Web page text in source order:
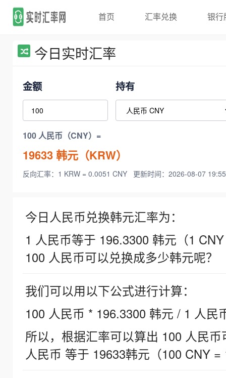
首页 汇率兑换 银行
今日实时汇率
金额 持有
100 人民币（CNY）=
19633韩元（KRW）
反向汇率：1 KRW = 0.0051 CNY 更新时间：2026-08-07
今日人民币兑换韩元汇率为：
1 人民币等于 196.3300 韩元（1
100 人民币可以兑换成多少韩元呢？
我们可以用以下公式进行计算：
100 人民币 * 196.3300 韩元 / 1 人民
所以，根据汇率可以算出 100 人民
人民币 等于 19633韩元（100 CNY =